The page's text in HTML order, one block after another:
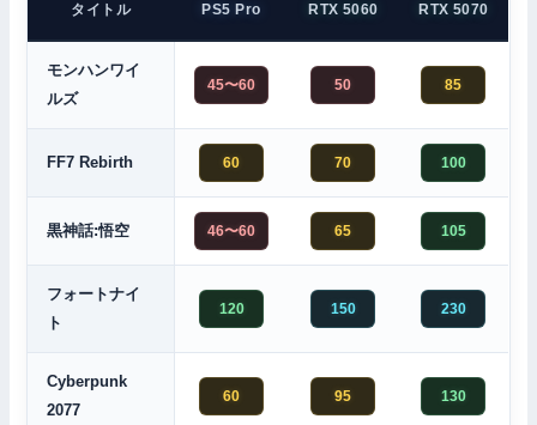
タイトル PS5 Pro RTX 5060 RTX 5070
モンハンワイ
ルズ
45〜60 50 85
FF7 Rebirth 60 70 100
黒神話:悟空 46〜60 65 105
フォートナイ
ト
120 150 230
Cyberpunk
2077
60 95 130